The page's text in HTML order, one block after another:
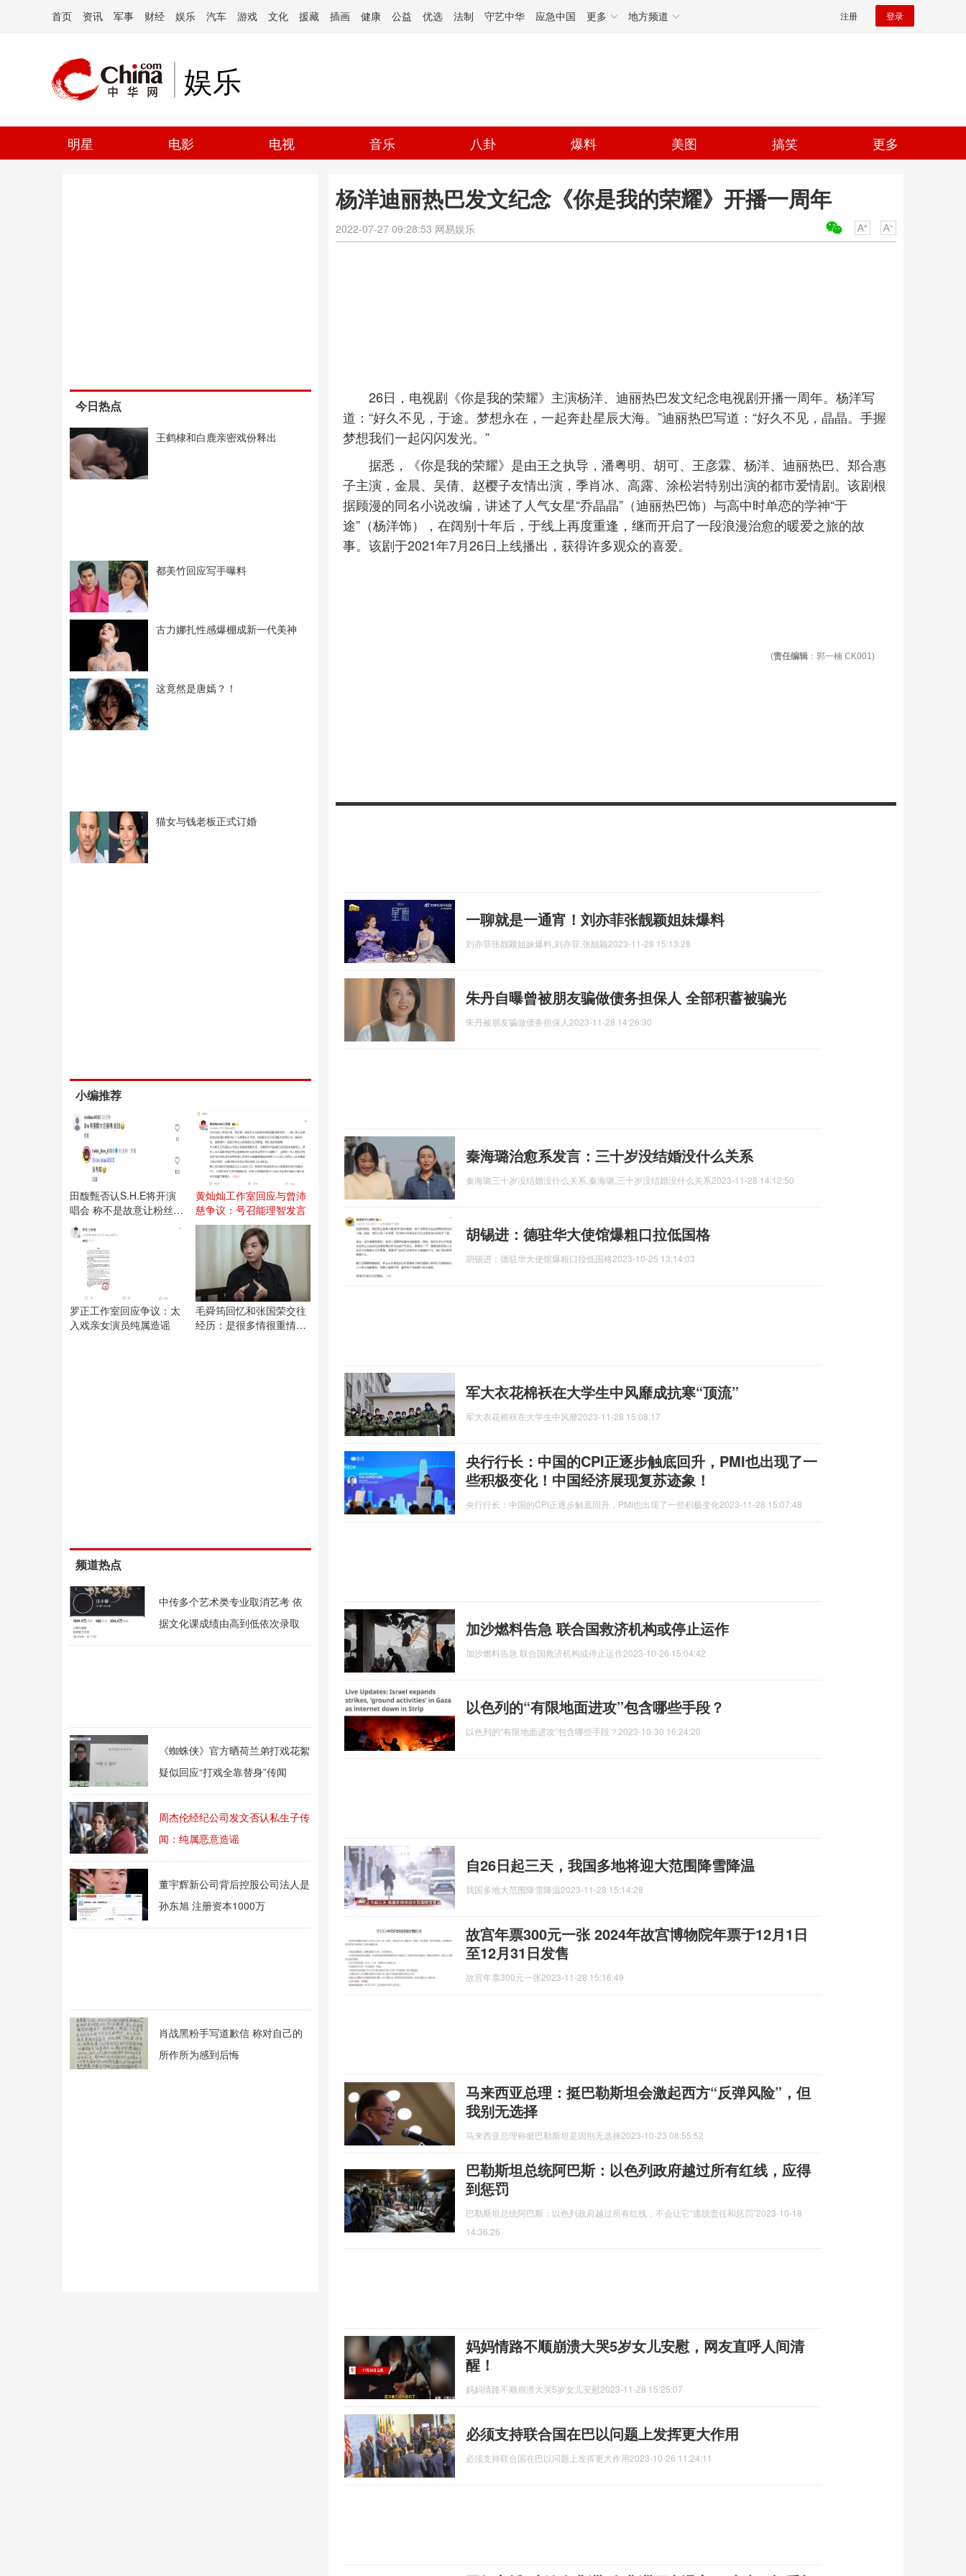
首页 资讯 军事 财经 娱乐 汽车 游戏 文化 援藏 插画 健康 公益 优选 法制 守艺中华 应急中国 更多 地方频道 注册 登录
娱乐
明星 电影 电视 音乐 八卦 爆料 美图 搞笑 更多
今日热点
王鹤棣和白鹿亲密戏份释出
都美竹回应写手曝料
古力娜扎性感爆棚成新一代美神
这竟然是唐嫣？！
猫女与钱老板正式订婚
小编推荐
田馥甄否认S.H.E将开演
唱会 称不是故意让粉丝失
望
黄灿灿工作室回应与曾沛
慈争议：号召能理智发言
罗正工作室回应争议：太
入戏亲女演员纯属造谣
毛舜筠回忆和张国荣交往
经历：是很多情很重情的
频道热点
中传多个艺术类专业取消艺考 依
据文化课成绩由高到低依次录取
《蜘蛛侠》官方晒荷兰弟打戏花絮
疑似回应“打戏全靠替身”传闻
周杰伦经纪公司发文否认私生子传
闻：纯属恶意造谣
董宇辉新公司背后控股公司法人是
孙东旭 注册资本1000万
肖战黑粉手写道歉信 称对自己的
所作所为感到后悔
杨洋迪丽热巴发文纪念《你是我的荣耀》开播一周年
2022-07-27 09:28:53 网易娱乐
26日，电视剧《你是我的荣耀》主演杨洋、迪丽热巴发文纪念电视剧开播一周年。杨洋写
道：“好久不见，于途。梦想永在，一起奔赴星辰大海。”迪丽热巴写道：“好久不见，晶晶。手握
梦想我们一起闪闪发光。”
据悉，《你是我的荣耀》是由王之执导，潘粤明、胡可、王彦霖、杨洋、迪丽热巴、郑合惠
子主演，金晨、吴倩、赵樱子友情出演，季肖冰、高露、涂松岩特别出演的都市爱情剧。该剧根
据顾漫的同名小说改编，讲述了人气女星“乔晶晶”（迪丽热巴饰）与高中时单恋的学神“于
途”（杨洋饰），在阔别十年后，于线上再度重逢，继而开启了一段浪漫治愈的暖爱之旅的故
事。该剧于2021年7月26日上线播出，获得许多观众的喜爱。
(责任编辑 ：郭一楠 CK001)
一聊就是一通宵！刘亦菲张靓颖姐妹爆料
刘亦菲张靓颖姐妹爆料,刘亦菲,张靓颖2023-11-28 15:13:28
朱丹自曝曾被朋友骗做债务担保人 全部积蓄被骗光
朱丹被朋友骗做债务担保人 2023-11-28 14:26:30
秦海璐治愈系发言：三十岁没结婚没什么关系
秦海璐三十岁没结婚没什么关系,秦海璐,三十岁没结婚没什么关系2023-11-28 14:12:50
胡锡进：德驻华大使馆爆粗口拉低国格
胡锡进：德驻华大使馆爆粗口拉低国格2023-10-25 13:14:03
军大衣花棉袄在大学生中风靡成抗寒“顶流”
军大衣花棉袄在大学生中风靡2023-11-28 15:08:17
央行行长：中国的CPI正逐步触底回升，PMI也出现了一
些积极变化！中国经济展现复苏迹象！
央行行长：中国的CPI正逐步触底回升，PMI也出现了一些积极变化2023-11-28 15:07:48
加沙燃料告急 联合国救济机构或停止运作
加沙燃料告急 联合国救济机构或停止运作2023-10-26 15:04:42
以色列的“有限地面进攻”包含哪些手段？
以色列的“有限地面进攻”包含哪些手段？ 2023-10-30 16:24:20
自26日起三天，我国多地将迎大范围降雪降温
我国多地大范围降雪降温2023-11-28 15:14:28
故宫年票300元一张 2024年故宫博物院年票于12月1日
至12月31日发售
故宫年票300元一张2023-11-28 15:16:49
马来西亚总理：挺巴勒斯坦会激起西方“反弹风险”，但
我别无选择
马来西亚总理称挺巴勒斯坦是因别无选择2023-10-23 08:55:52
巴勒斯坦总统阿巴斯：以色列政府越过所有红线，应得
到惩罚
​巴勒斯坦总统阿巴斯：以色列政府越过所有红线，不会让它“逃脱责任和惩罚”2023-10-18
14:36:26
妈妈情路不顺崩溃大哭5岁女儿安慰，网友直呼人间清
醒！
妈妈情路不顺崩溃大哭5岁女儿安慰2023-11-28 15:25:07
必须支持联合国在巴以问题上发挥更大作用
必须支持联合国在巴以问题上发挥更大作用2023-10-26 11:24:11